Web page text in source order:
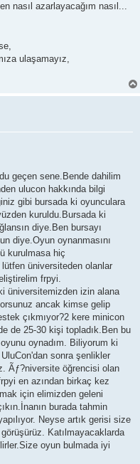
nasıl azarlayacağım nasıl...
ulaşamayız,
geçen sene.Bende dahilim
ulucon hakkında bilgi
gibi bursada ki oyunculara
kuruldu.Bursada ki
diye.Ben bursayı
diye.Oyun oynanmasını
kurulmasa hiç
üniversiteden olanlar
frpyi.
üniversitemizden izin alana
ancak kimse gelip
çıkmıyor?2 kere minicon
de 25-30 kişi topladık.Ben bu
oynadım. Biliyorum ki
sonra şenlikler
Ãƒ?niversite öğrencisi olan
en azından birkaç kez
için elimizden geleni
burada tahmin
Neyse artık gerisi size
Katılmayacaklarda
oyun bulmada iyi